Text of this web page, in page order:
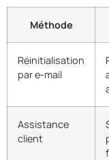
Méthode
Réinitialisation
par e-mail
Assistance
client